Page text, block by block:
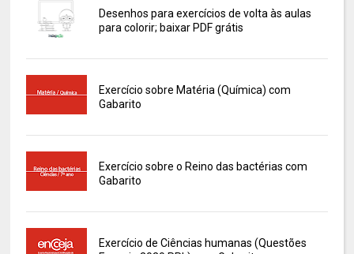
Desenhos para exercícios de volta às aulas
para colorir; baixar PDF grátis
Exercício sobre Matéria (Química) com
Gabarito
Exercício sobre o Reino das bactérias com
Gabarito
Exercício de Ciências humanas (Questões